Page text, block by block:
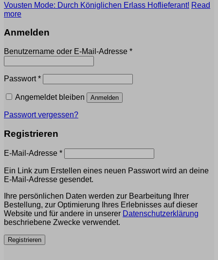
Vousten Mode: Durch Königlichen Erlass Hoflieferant! Read
more
Anmelden
Benutzername oder E-Mail-Adresse *Erforderlich
Passwort*Erforderlich
Angemeldet bleiben Anmelden
Passwort vergessen?
Registrieren
E-Mail-Adresse *Erforderlich
Ein Link zum Erstellen eines neuen Passwort wird an deine
E-Mail-Adresse gesendet.
Ihre persönlichen Daten werden zur Bearbeitung Ihrer
Bestellung, zur Optimierung Ihres Erlebnisses auf dieser
Website und für andere in unserer Datenschutzerklärung
beschriebene Zwecke verwendet.
Registrieren